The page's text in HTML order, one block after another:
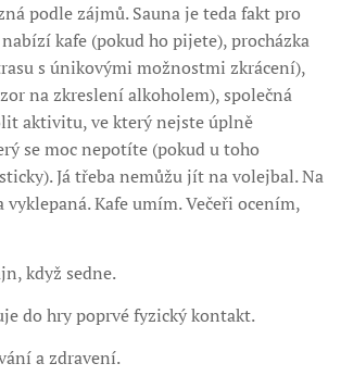
podle zájmů. Sauna je teda fakt pro
kafe (pokud ho pijete), procházka
s únikovými možnostmi zkrácení),
na zkreslení alkoholem), společná
aktivitu, ve který nejste úplně
se moc nepotíte (pokud u toho
Já třeba nemůžu jít na volejbal. Na
Kafe umím. Večeři ocením,
když sedne.
do hry poprvé fyzický kontakt.
a zdravení.